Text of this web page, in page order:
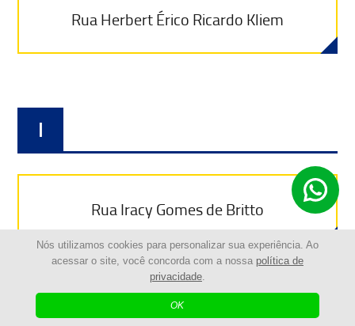
Nós utilizamos cookies para personalizar sua experiência. Ao
acessar o site, você concorda com a nossa política de
privacidade.
OK
Rua Herbert Érico Ricardo Kliem
I
Rua Iracy Gomes de Britto
Rua Ivo Zagonel